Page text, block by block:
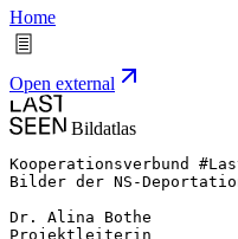
Home
Open external
Bildatlas
Kooperationsverbund
Bilder der NS-
Dr. Alina Bothe
Projektleiterin